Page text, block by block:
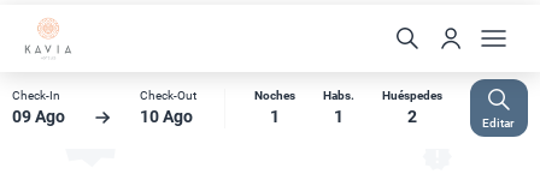
Check-In
09 Ago
Check-Out
10 Ago
Noches
1
Habs.
1
Huéspedes
2 Editar